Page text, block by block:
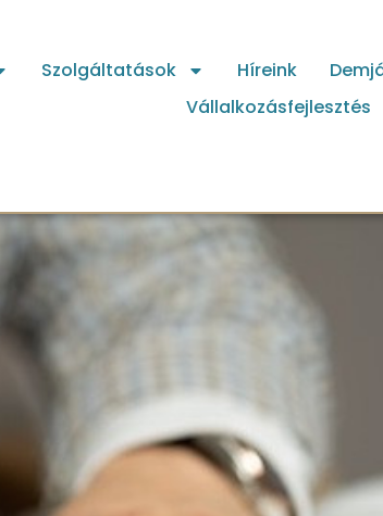
Szolgáltatások Híreink
Vállalkozásfejlesztés